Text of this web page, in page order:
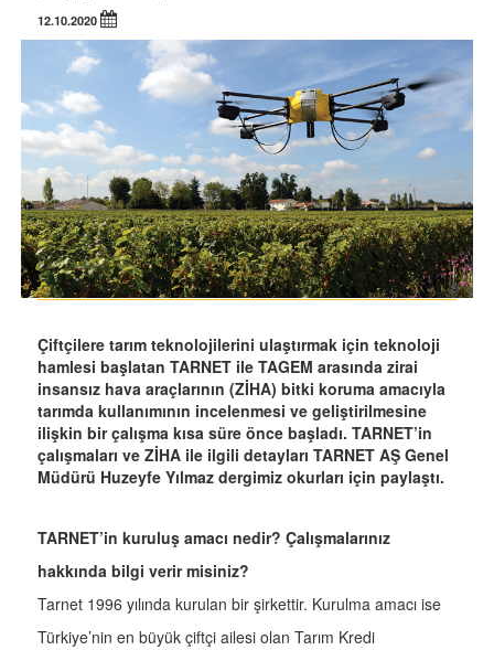
12.10.2020
Çiftçilere tarım teknolojilerini ulaştırmak için teknoloji
hamlesi başlatan TARNET ile TAGEM arasında zirai
insansız hava araçlarının (ZİHA) bitki koruma amacıyla
tarımda kullanımının incelenmesi ve geliştirilmesine
ilişkin bir çalışma kısa süre önce başladı. TARNET’in
çalışmaları ve ZİHA ile ilgili detayları TARNET AŞ Genel
Müdürü Huzeyfe Yılmaz dergimiz okurları için paylaştı.
TARNET’in kuruluş amacı nedir? Çalışmalarınız
hakkında bilgi verir misiniz?
Tarnet 1996 yılında kurulan bir şirkettir. Kurulma amacı ise
Türkiye’nin en büyük çiftçi ailesi olan Tarım Kredi